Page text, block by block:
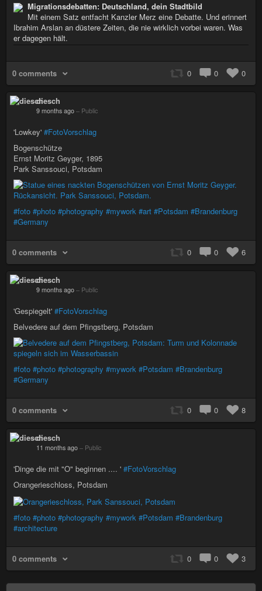
Migrationsdebatten: Deutschland, dein Stadtbild
Mit einem Satz entfacht Kanzler Merz eine Debatte. Und erinnert
Ibrahim Arslan an düstere Zeiten, die nie wirklich vorbei waren. Was
er dagegen hält.
0 comments 0 0 0
diesch
9 months ago – Public
'Lowkey' #FotoVorschlag
Bogenschütze
Ernst Moritz Geyger, 1895
Park Sanssouci, Potsdam
#foto #photo #photography #mywork #art #Potsdam #Brandenburg
#Germany
0 comments 0 0 6
diesch
9 months ago – Public
'Gespiegelt' #FotoVorschlag
Belvedere auf dem Pfingstberg, Potsdam
#foto #photo #photography #mywork #Potsdam #Brandenburg
#Germany
0 comments 0 0 8
diesch
11 months ago – Public
'Dinge die mit "O" beginnen .... ' #FotoVorschlag
Orangerieschloss, Potsdam
#foto #photo #photography #mywork #Potsdam #Brandenburg
#architecture
0 comments 0 0 3